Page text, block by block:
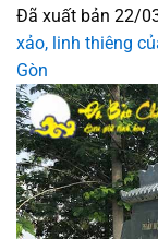
Đã xuất bản 22/
xảo, linh thiêng
Gòn